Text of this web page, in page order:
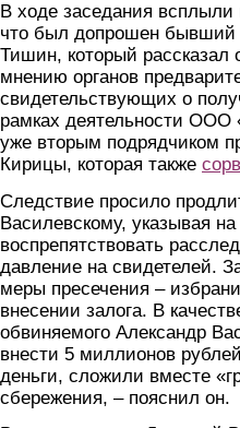
В ходе заседания
что был допрошен бывший
Тишин, который рассказал
мнению органов
свидетельствующих о
рамках деятельности
уже вторым подрядчиком
Кирицы, которая также
Следствие просило
Василевскому, указывая
воспрепятствовать
давление на свидетелей.
меры пресечения –
внесении залога. В
обвиняемого Александр
внести 5 миллионов
деньги, сложили вместе
сбережения, – пояснил он.